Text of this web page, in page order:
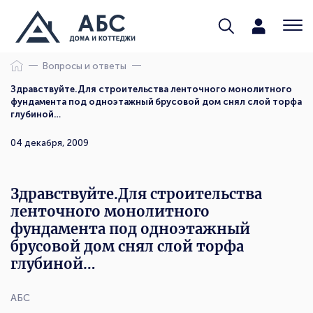
Вопросы и ответы
Здравствуйте.Для строительства ленточного монолитного
фундамента под одноэтажный брусовой дом снял слой торфа
глубиной…
АБС
04 декабря, 2009
Здравствуйте.Для строительства
ленточного монолитного
фундамента под одноэтажный
брусовой дом снял слой торфа
глубиной…